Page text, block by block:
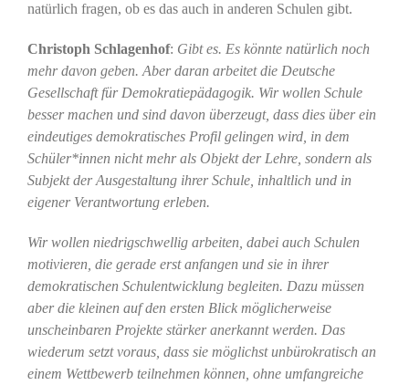
natürlich fragen, ob es das auch in anderen Schulen gibt.
Christoph Schlagenhof: Gibt es. Es könnte natürlich noch
mehr davon geben. Aber daran arbeitet die Deutsche
Gesellschaft für Demokratiepädagogik. Wir wollen Schule
besser machen und sind davon überzeugt, dass dies über ein
eindeutiges demokratisches Profil gelingen wird, in dem
Schüler*innen nicht mehr als Objekt der Lehre, sondern als
Subjekt der Ausgestaltung ihrer Schule, inhaltlich und in
eigener Verantwortung erleben.
Wir wollen niedrigschwellig arbeiten, dabei auch Schulen
motivieren, die gerade erst anfangen und sie in ihrer
demokratischen Schulentwicklung begleiten. Dazu müssen
aber die kleinen auf den ersten Blick möglicherweise
unscheinbaren Projekte stärker anerkannt werden. Das
wiederum setzt voraus, dass sie möglichst unbürokratisch an
einem Wettbewerb teilnehmen können, ohne umfangreiche